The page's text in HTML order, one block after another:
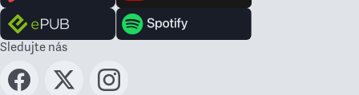
Sledujte nás